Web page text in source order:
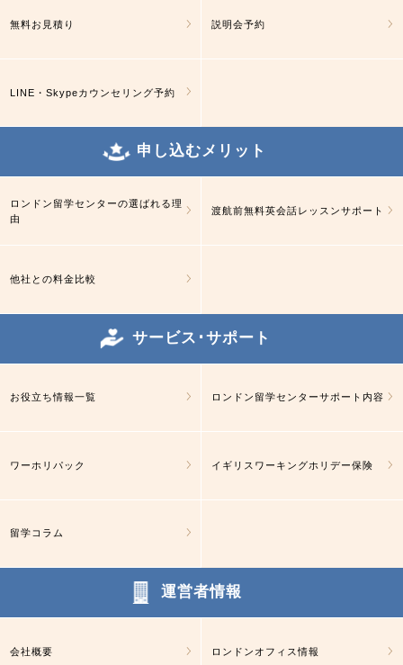
無料お見積り 説明会予約
LINE・Skypeカウンセリング予約
申し込むメリット
ロンドン留学センターの選ばれる理
由
渡航前無料英会話レッスンサポート
他社との料金比較
サービス･サポート
お役立ち情報一覧 ロンドン留学センターサポート内容
ワーホリパック イギリスワーキングホリデー保険
留学コラム
運営者情報
会社概要 ロンドンオフィス情報